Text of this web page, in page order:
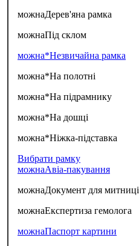
можнаДерев'яна рамка
можнаПід склом
можна*Незвичайна рамка
можна*На полотні
можна*На підрамнику
можна*На дошці
можна*Ніжка-підставка
Вибрати рамку
можнаАвіа-пакування
можнаДокумент для митниці
можнаЕкспертиза гемолога
можнаПаспорт картини